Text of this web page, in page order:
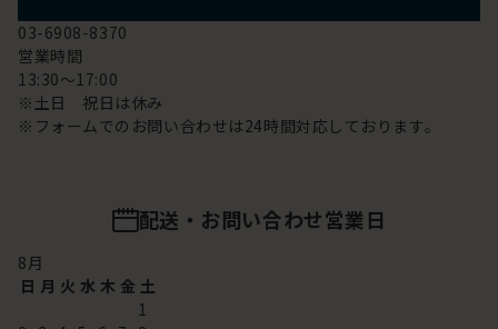
03-6908-8370
営業時間
13:30～17:00
※土日 祝日は休み
※フォームでのお問い合わせは24時間対応しております。
配送・お問い合わせ営業日
8月
日 月 火 水 木 金 土
1